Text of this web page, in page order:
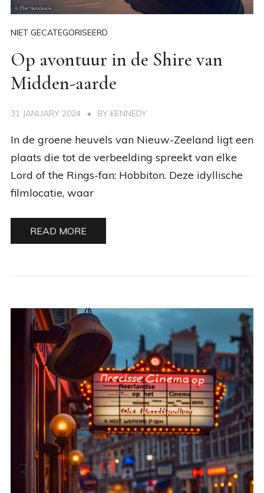
NIET GECATEGORISEERD
Op avontuur in de Shire van
Midden-aarde
31 JANUARY 2024 BY KENNEDY
In de groene heuvels van Nieuw-Zeeland ligt een
plaats die tot de verbeelding spreekt van elke
Lord of the Rings-fan: Hobbiton. Deze idyllische
filmlocatie, waar
READ MORE